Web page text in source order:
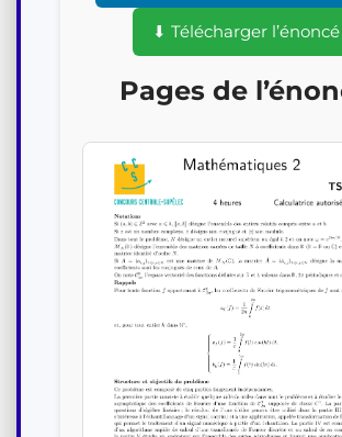
⬇ Télécharger l’énoncé
Pages de